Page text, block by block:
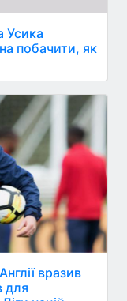
Усика
побачити, як
вразив
для